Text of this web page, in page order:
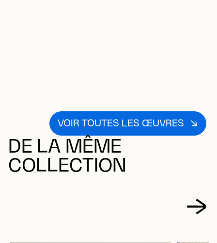
VOIR TOUTES LES ŒUVRES
DE LA MÊME
COLLECTION